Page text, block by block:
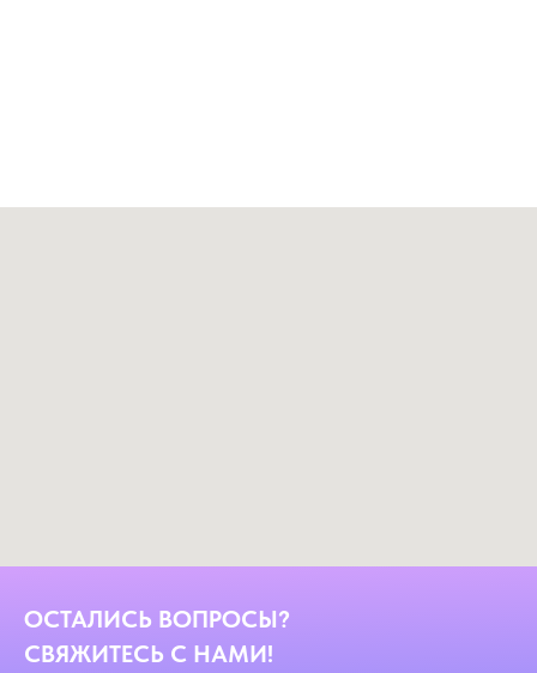
ОСТАЛИСЬ ВОПРОСЫ?
СВЯЖИТЕСЬ С НАМИ!